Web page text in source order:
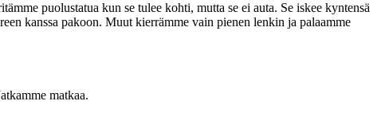
puolustatua kun se tulee kohti, mutta se ei auta. Se iskee kyntensä
kanssa pakoon. Muut kierrämme vain pienen lenkin ja palaamme
matkaa.